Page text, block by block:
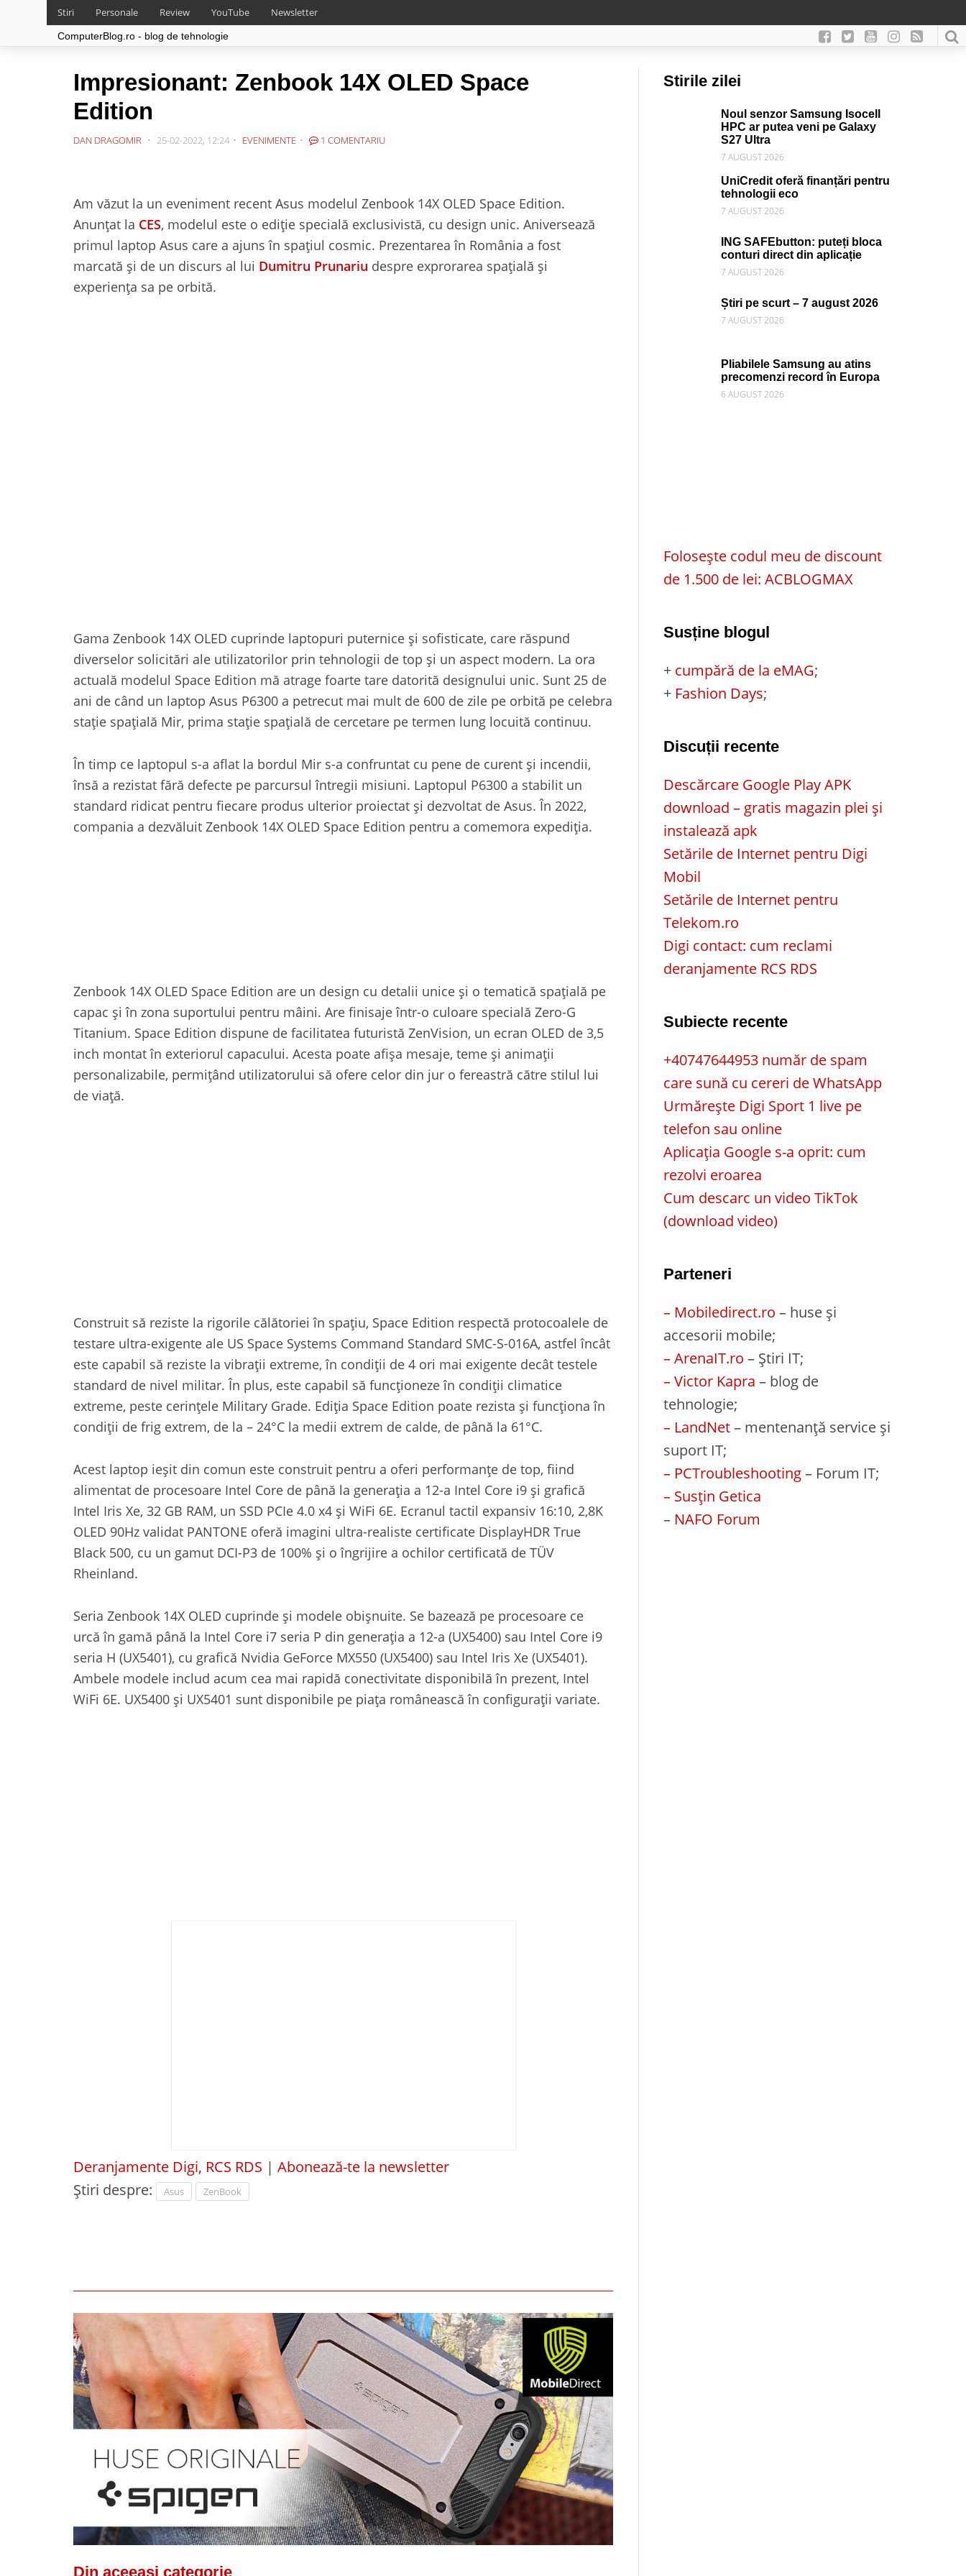
Stiri Personale Review YouTube Newsletter
ComputerBlog.ro - blog de tehnologie
Impresionant: Zenbook 14X OLED Space
Edition
DAN DRAGOMIR 25-02-2022, 12:24 EVENIMENTE 1 COMENTARIU
Am văzut la un eveniment recent Asus modelul Zenbook 14X OLED Space Edition.
Anunțat la CES, modelul este o ediție specială exclusivistă, cu design unic. Aniversează
primul laptop Asus care a ajuns în spațiul cosmic. Prezentarea în România a fost
marcată și de un discurs al lui Dumitru Prunariu despre exprorarea spațială și
experiența sa pe orbită.
Gama Zenbook 14X OLED cuprinde laptopuri puternice și sofisticate, care răspund
diverselor solicitări ale utilizatorilor prin tehnologii de top și un aspect modern. La ora
actuală modelul Space Edition mă atrage foarte tare datorită designului unic. Sunt 25 de
ani de când un laptop Asus P6300 a petrecut mai mult de 600 de zile pe orbită pe celebra
stație spațială Mir, prima stație spațială de cercetare pe termen lung locuită continuu.
În timp ce laptopul s-a aflat la bordul Mir s-a confruntat cu pene de curent și incendii,
însă a rezistat fără defecte pe parcursul întregii misiuni. Laptopul P6300 a stabilit un
standard ridicat pentru fiecare produs ulterior proiectat și dezvoltat de Asus. În 2022,
compania a dezvăluit Zenbook 14X OLED Space Edition pentru a comemora expediția.
Zenbook 14X OLED Space Edition are un design cu detalii unice și o tematică spațială pe
capac și în zona suportului pentru mâini. Are finisaje într-o culoare specială Zero-G
Titanium. Space Edition dispune de facilitatea futuristă ZenVision, un ecran OLED de 3,5
inch montat în exteriorul capacului. Acesta poate afișa mesaje, teme și animații
personalizabile, permițând utilizatorului să ofere celor din jur o fereastră către stilul lui
de viață.
Construit să reziste la rigorile călătoriei în spațiu, Space Edition respectă protocoalele de
testare ultra-exigente ale US Space Systems Command Standard SMC-S-016A, astfel încât
este capabil să reziste la vibrații extreme, în condiții de 4 ori mai exigente decât testele
standard de nivel militar. În plus, este capabil să funcționeze în condiții climatice
extreme, peste cerințele Military Grade. Ediția Space Edition poate rezista și funcționa în
condiții de frig extrem, de la – 24°C la medii extrem de calde, de până la 61°C.
Acest laptop ieșit din comun este construit pentru a oferi performanțe de top, fiind
alimentat de procesoare Intel Core de până la generația a 12-a Intel Core i9 și grafică
Intel Iris Xe, 32 GB RAM, un SSD PCIe 4.0 x4 și WiFi 6E. Ecranul tactil expansiv 16:10, 2,8K
OLED 90Hz validat PANTONE oferă imagini ultra-realiste certificate DisplayHDR True
Black 500, cu un gamut DCI-P3 de 100% și o îngrijire a ochilor certificată de TÜV
Rheinland.
Seria Zenbook 14X OLED cuprinde și modele obișnuite. Se bazează pe procesoare ce
urcă în gamă până la Intel Core i7 seria P din generația a 12-a (UX5400) sau Intel Core i9
seria H (UX5401), cu grafică Nvidia GeForce MX550 (UX5400) sau Intel Iris Xe (UX5401).
Ambele modele includ acum cea mai rapidă conectivitate disponibilă în prezent, Intel
WiFi 6E. UX5400 și UX5401 sunt disponibile pe piața românească în configurații variate.
Deranjamente Digi, RCS RDS | Abonează-te la newsletter
Știri despre:
Asus ZenBook
Din aceeasi categorie
Stirile zilei
Noul senzor Samsung Isocell
HPC ar putea veni pe Galaxy
S27 Ultra
7 AUGUST 2026
UniCredit oferă finanțări pentru
tehnologii eco
7 AUGUST 2026
ING SAFEbutton: puteți bloca
conturi direct din aplicație
7 AUGUST 2026
Știri pe scurt – 7 august 2026
7 AUGUST 2026
Pliabilele Samsung au atins
precomenzi record în Europa
6 AUGUST 2026
Folosește codul meu de discount
de 1.500 de lei: ACBLOGMAX
Susține blogul
+ cumpără de la eMAG;
+ Fashion Days;
Discuții recente
Descărcare Google Play APK
download – gratis magazin plei și
instalează apk
Setările de Internet pentru Digi
Mobil
Setările de Internet pentru
Telekom.ro
Digi contact: cum reclami
deranjamente RCS RDS
Subiecte recente
+40747644953 număr de spam
care sună cu cereri de WhatsApp
Urmărește Digi Sport 1 live pe
telefon sau online
Aplicația Google s-a oprit: cum
rezolvi eroarea
Cum descarc un video TikTok
(download video)
Parteneri
– Mobiledirect.ro – huse și
accesorii mobile;
– ArenaIT.ro – Știri IT;
– Victor Kapra – blog de
tehnologie;
– LandNet– mentenanță service și
suport IT;
– PCTroubleshooting– Forum IT;
– Susțin Getica
– NAFO Forum